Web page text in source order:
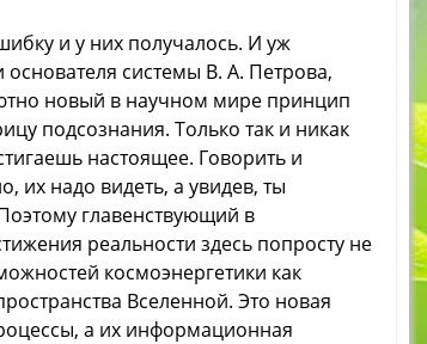
и у них получалось. И уж
системы В. А. Петрова,
новый в научном мире принцип
подсознания. Только так и никак
настоящее. Говорить и
их надо видеть, а увидев, ты
главенствующий в
реальности здесь попросту не
космоэнергетики как
Вселенной. Это новая
а их информационная